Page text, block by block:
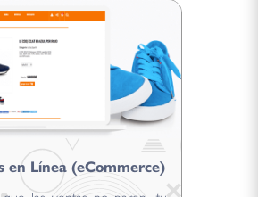
en Línea (eCommerce)